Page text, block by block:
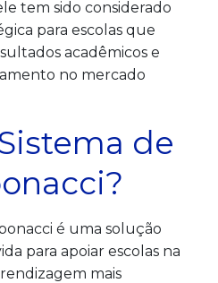
tem sido considerado
para escolas que
acadêmicos e
no mercado
de
é uma solução
para apoiar escolas na
mais